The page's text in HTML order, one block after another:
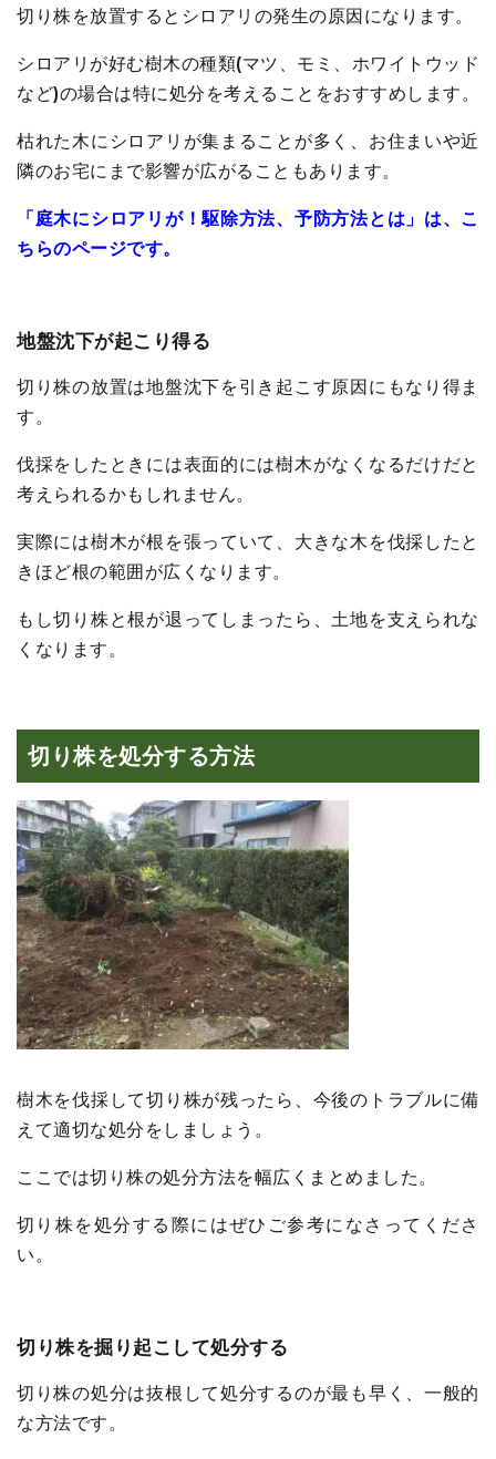
切り株を放置するとシロアリの発生の原因になります。
シロアリが好む樹木の種類(マツ、モミ、ホワイトウッド
など)の場合は特に処分を考えることをおすすめします。
枯れた木にシロアリが集まることが多く、お住まいや近
隣のお宅にまで影響が広がることもあります。
「庭木にシロアリが！駆除方法、予防方法とは」は、こ
ちらのページです。
地盤沈下が起こり得る
切り株の放置は地盤沈下を引き起こす原因にもなり得ま
す。
伐採をしたときには表面的には樹木がなくなるだけだと
考えられるかもしれません。
実際には樹木が根を張っていて、大きな木を伐採したと
きほど根の範囲が広くなります。
もし切り株と根が退ってしまったら、土地を支えられな
くなります。
切り株を処分する方法
樹木を伐採して切り株が残ったら、今後のトラブルに備
えて適切な処分をしましょう。
ここでは切り株の処分方法を幅広くまとめました。
切り株を処分する際にはぜひご参考になさってくださ
い。
切り株を掘り起こして処分する
切り株の処分は抜根して処分するのが最も早く、一般的
な方法です。